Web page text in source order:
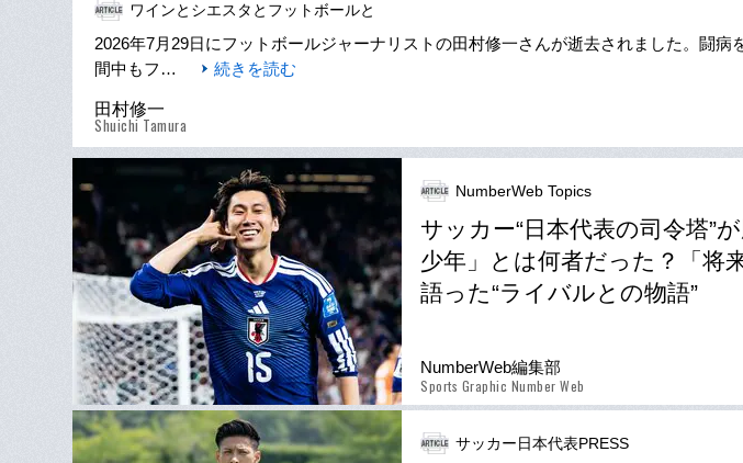
ワインとシエスタとフットボールと
2026年7月29日にフットボールジャーナリストの田村修一さんが逝去されました。闘病
間中もフ…
続きを読む
田村修一
Shuichi Tamura
NumberWeb Topics
サッカー“日本代表の司令塔”
少年」とは何者だった？「
語った“ライバルとの物語”
NumberWeb編集部
Sports Graphic Number Web
サッカー日本代表PRESS